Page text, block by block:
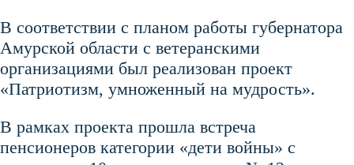
В соответствии с планом работы губернатора
Амурской области с ветеранскими
организациями был реализован проект
«Патриотизм, умноженный на мудрость».
В рамках проекта прошла встреча
пенсионеров категории «дети войны» с